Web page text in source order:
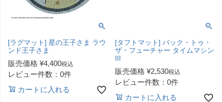
[ラグマット] 星の王子さま ラウ
ンド王子さま
販売価格 ¥4,400税込
レビュー件数：0件
カートに入れる
[タフトマット] バック・トゥ・
ザ・フューチャー タイムマシン
III
販売価格 ¥2,530税込
レビュー件数：0件
カートに入れる